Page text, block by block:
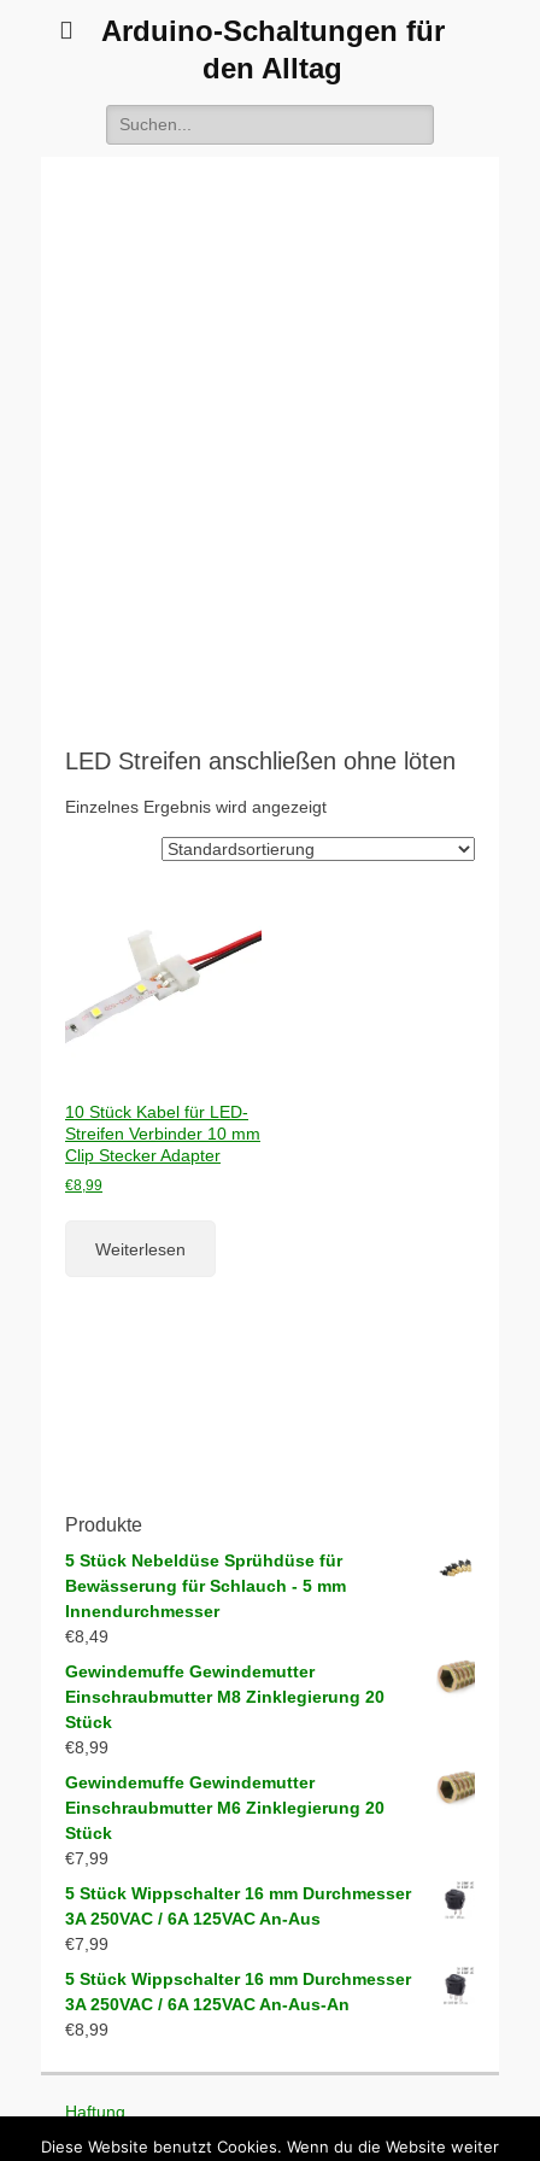
Arduino-Schaltungen für
den Alltag
Suche
nach:
LED Streifen anschließen ohne löten
Einzelnes Ergebnis wird angezeigt
10 Stück Kabel für LED-
Streifen Verbinder 10 mm
Clip Stecker Adapter
€8,99
Weiterlesen
Produkte
5 Stück Nebeldüse Sprühdüse für
Bewässerung für Schlauch - 5 mm
Innendurchmesser
€8,49
Gewindemuffe Gewindemutter
Einschraubmutter M8 Zinklegierung 20
Stück
€8,99
Gewindemuffe Gewindemutter
Einschraubmutter M6 Zinklegierung 20
Stück
€7,99
5 Stück Wippschalter 16 mm Durchmesser
3A 250VAC / 6A 125VAC An-Aus
€7,99
5 Stück Wippschalter 16 mm Durchmesser
3A 250VAC / 6A 125VAC An-Aus-An
€8,99
Haftung
Impressum
Diese Website benutzt Cookies. Wenn du die Website weiter